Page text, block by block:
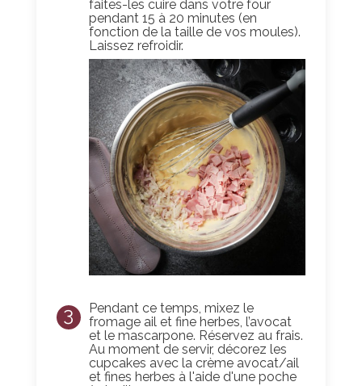
faites-les cuire dans votre four
pendant 15 à 20 minutes (en
fonction de la taille de vos moules).
Laissez refroidir.
3
Pendant ce temps, mixez le
fromage ail et fine herbes, l’avocat
et le mascarpone. Réservez au frais.
Au moment de servir, décorez les
cupcakes avec la crème avocat/ail
et fines herbes à l'aide d'une poche